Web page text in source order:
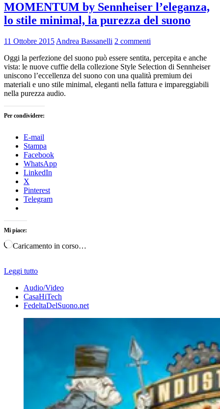
MOMENTUM by Sennheiser l’eleganza,
lo stile minimal, la purezza del suono
11 Ottobre 2015 Andrea Bassanelli 2 commenti
Oggi la perfezione del suono può essere sentita, percepita e anche
vista: le nuove cuffie della collezione Style Selection di Sennheiser
uniscono l’eccellenza del suono con una qualità premium dei
materiali e uno stile minimal, eleganti nella fattura e impareggiabili
nella purezza audio.
Per condividere:
E-mail
Stampa
Facebook
WhatsApp
LinkedIn
X
Pinterest
Telegram
Mi piace:
Caricamento in corso…
Leggi tutto
Audio/Video
CasaHiTech
FedeltaDelSuono.net